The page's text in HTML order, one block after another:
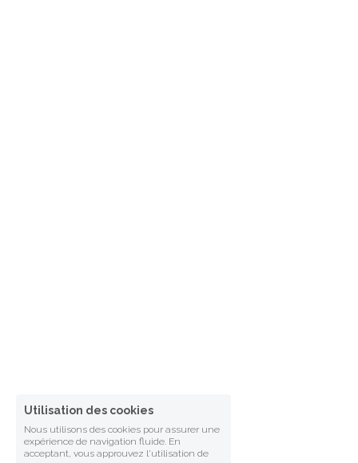
Utilisation des cookies
Nous utilisons des cookies pour assurer une
expérience de navigation fluide. En
acceptant, vous approuvez l'utilisation de